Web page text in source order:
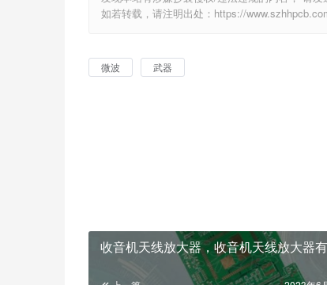
如若转载，请注明出处：https://
微波 武器
收音机天线放大器，收音机天线放大器